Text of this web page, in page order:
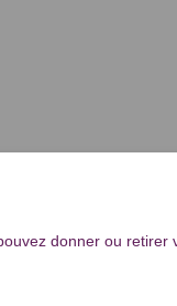
donner ou retirer